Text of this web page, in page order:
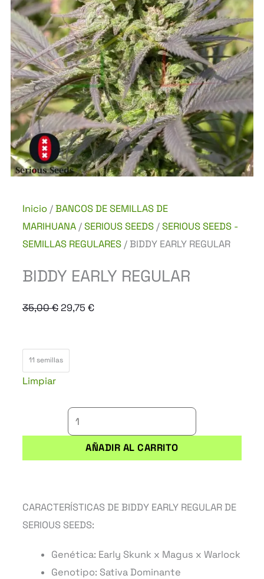
Inicio /BANCOS DE SEMILLAS DE
MARIHUANA /SERIOUS SEEDS /SERIOUS SEEDS -
SEMILLAS REGULARES / BIDDY EARLY REGULAR
BIDDY EARLY REGULAR
35,00€ El
era:
29,75 €El
11 semillas
Limpiar
cantidad
AÑADIR AL CARRITO
CARACTERÍSTICAS DE BIDDY EARLY REGULAR DE
SERIOUS SEEDS:
Genética: Early Skunk x Magus x Warlock
Genotipo: Sativa Dominante